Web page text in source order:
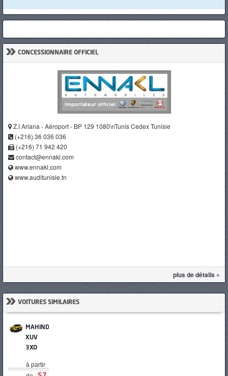
» CONCESSIONNAIRE OFFICIEL
Z.I Ariana - Aéroport - BP 129 1080\nTunis Cedex Tunisie
(+216) 36 036 036
(+216) 71 942 420
contact@ennakl.com
www.ennakl.com
www.auditunisie.tn
plus de détails »
» VOITURES SIMILAIRES
MAHINDRA
XUV
3XO
à partir